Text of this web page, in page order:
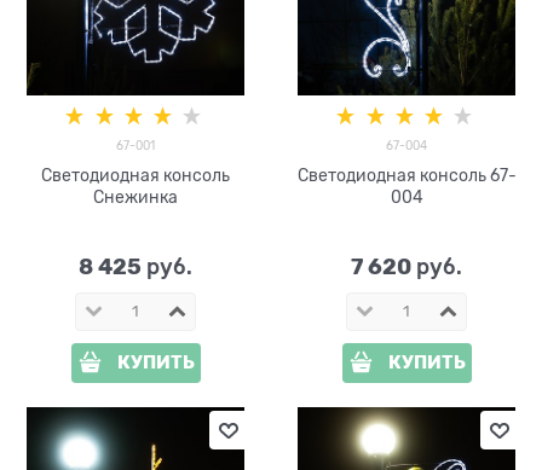
67-001
Светодиодная консоль
Снежинка
8 425 руб.
КУПИТЬ
67-004
Светодиодная консоль 67-
004
7 620 руб.
КУПИТЬ